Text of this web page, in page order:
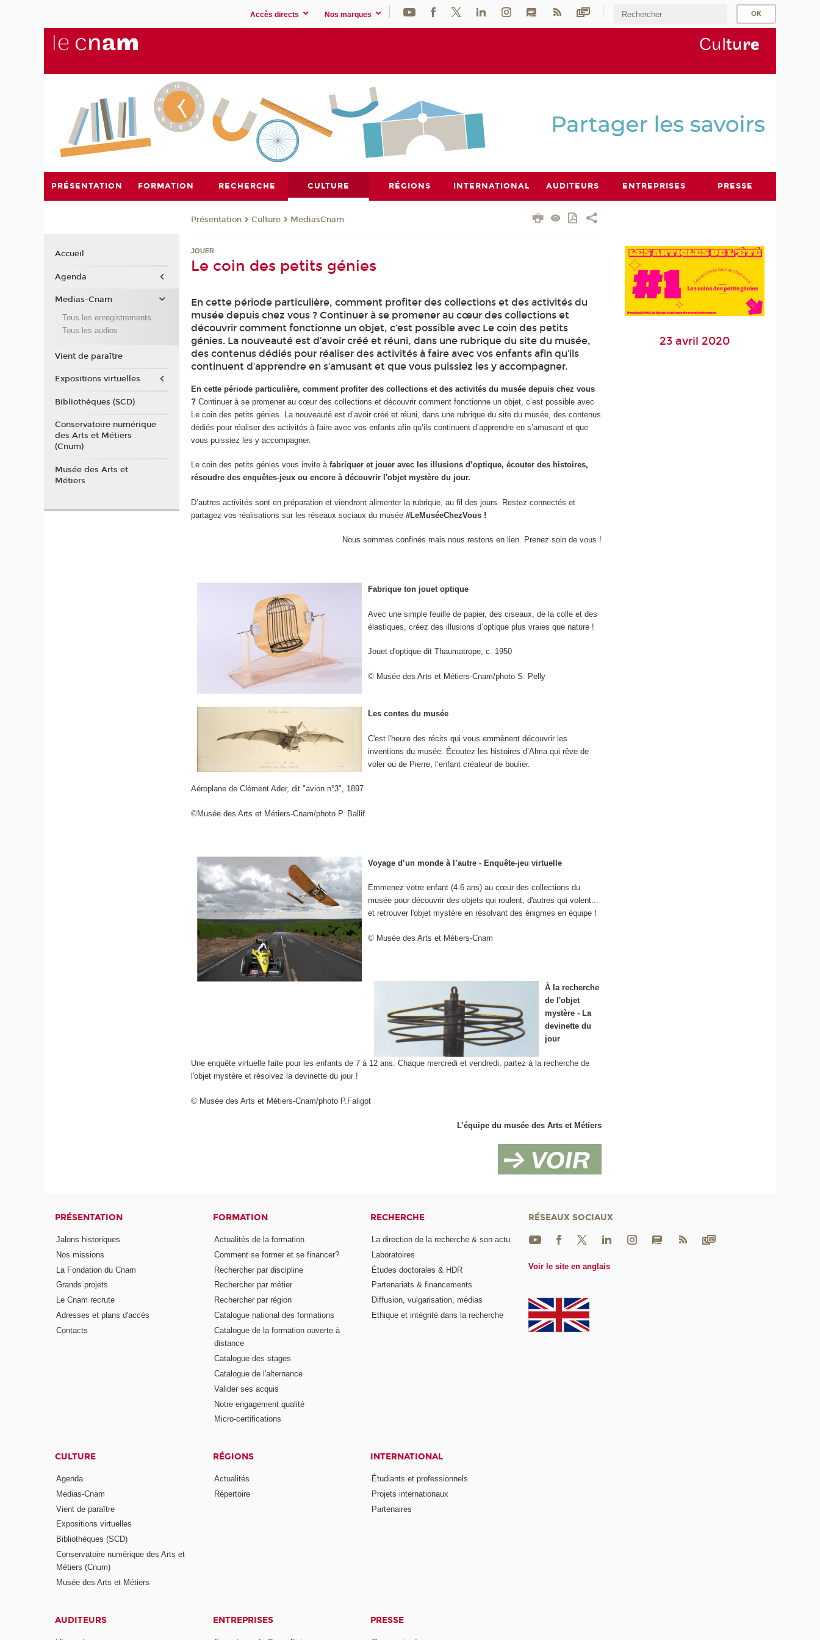
Accès directs Nos marques
Culture
PRÉSENTATION FORMATION RECHERCHE CULTURE RÉGIONS INTERNATIONAL AUDITEURS ENTREPRISES PRESSE
Présentation Culture MediasCnam
JOUER
Le coin des petits génies
En cette période particulière, comment profiter des collections et des activités du
musée depuis chez vous ? Continuer à se promener au cœur des collections et
découvrir comment fonctionne un objet, c’est possible avec Le coin des petits
génies. La nouveauté est d’avoir créé et réuni, dans une rubrique du site du musée,
des contenus dédiés pour réaliser des activités à faire avec vos enfants afin qu’ils
continuent d’apprendre en s’amusant et que vous puissiez les y accompagner.
En cette période particulière, comment profiter des collections et des activités du musée depuis chez vous
? Continuer à se promener au cœur des collections et découvrir comment fonctionne un objet, c’est possible avec
Le coin des petits génies. La nouveauté est d’avoir créé et réuni, dans une rubrique du site du musée, des contenus
dédiés pour réaliser des activités à faire avec vos enfants afin qu’ils continuent d’apprendre en s’amusant et que
vous puissiez les y accompagner.
Le coin des petits génies vous invite àfabriquer et jouer avec les illusions d’optique, écouter des histoires,
résoudre des enquêtes-jeux ou encore à découvrir l'objet mystère du jour.
D’autres activités sont en préparation et viendront alimenter la rubrique, au fil des jours. Restez connectés et
partagez vos réalisations sur les réseaux sociaux du musée#LeMuséeChezVous !
Nous sommes confinés mais nous restons en lien. Prenez soin de vous !
Fabrique ton jouet optique
Avec une simple feuille de papier, des ciseaux, de la colle et des
élastiques, créez des illusions d’optique plus vraies que nature !
Jouet d'optique dit Thaumatrope, c. 1950
© Musée des Arts et Métiers-Cnam/photo S. Pelly
Les contes du musée
C'est l'heure des récits qui vous emmènent découvrir les
inventions du musée. Écoutez les histoires d’Alma qui rêve de
voler ou de Pierre, l’enfant créateur de boulier.
Aéroplane de Clément Ader, dit "avion n°3", 1897
©Musée des Arts et Métiers-Cnam/photo P. Ballif
Voyage d’un monde à l’autre - Enquête-jeu virtuelle
Emmenez votre enfant (4-6 ans) au cœur des collections du
musée pour découvrir des objets qui roulent, d'autres qui volent...
et retrouver l'objet mystère en résolvant des énigmes en équipe !
© Musée des Arts et Métiers-Cnam
À la recherche
de l'objet
mystère - La
devinette du
jour
Une enquête virtuelle faite pour les enfants de 7 à 12 ans. Chaque mercredi et vendredi, partez à la recherche de
l'objet mystère et résolvez la devinette du jour !
© Musée des Arts et Métiers-Cnam/photo P.Faligot
L’équipe du musée des Arts et Métiers
23 avril 2020
Accueil
Agenda
Medias-Cnam
Tous les enregistrements
Tous les audios
Vient de paraître
Expositions virtuelles
Bibliothèques (SCD)
Conservatoire numérique
des Arts et Métiers
(Cnum)
Musée des Arts et
Métiers
PRÉSENTATION
Jalons historiques
Nos missions
La Fondation du Cnam
Grands projets
Le Cnam recrute
Adresses et plans d'accès
Contacts
FORMATION
Actualités de la formation
Comment se former et se financer?
Rechercher par discipline
Rechercher par métier
Rechercher par région
Catalogue national des formations
Catalogue de la formation ouverte à
distance
Catalogue des stages
Catalogue de l'alternance
Valider ses acquis
Notre engagement qualité
Micro-certifications
RECHERCHE
La direction de la recherche & son actu
Laboratoires
Études doctorales & HDR
Partenariats & financements
Diffusion, vulgarisation, médias
Ethique et intégrité dans la recherche
CULTURE
Agenda
Medias-Cnam
Vient de paraître
Expositions virtuelles
Bibliothèques (SCD)
Conservatoire numérique des Arts et
Métiers (Cnum)
Musée des Arts et Métiers
RÉGIONS
Actualités
Répertoire
INTERNATIONAL
Étudiants et professionnels
Projets internationaux
Partenaires
AUDITEURS ENTREPRISES PRESSE
RÉSEAUX SOCIAUX
Voir le site en anglais